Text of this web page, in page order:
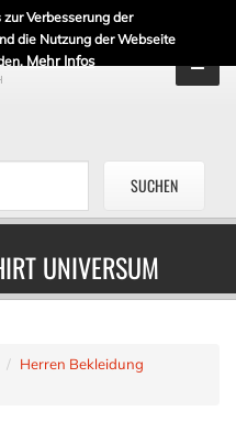
Verbesserung der
die Nutzung der Webseite
Mehr Infos
UNIVERSUM
Herren Bekleidung